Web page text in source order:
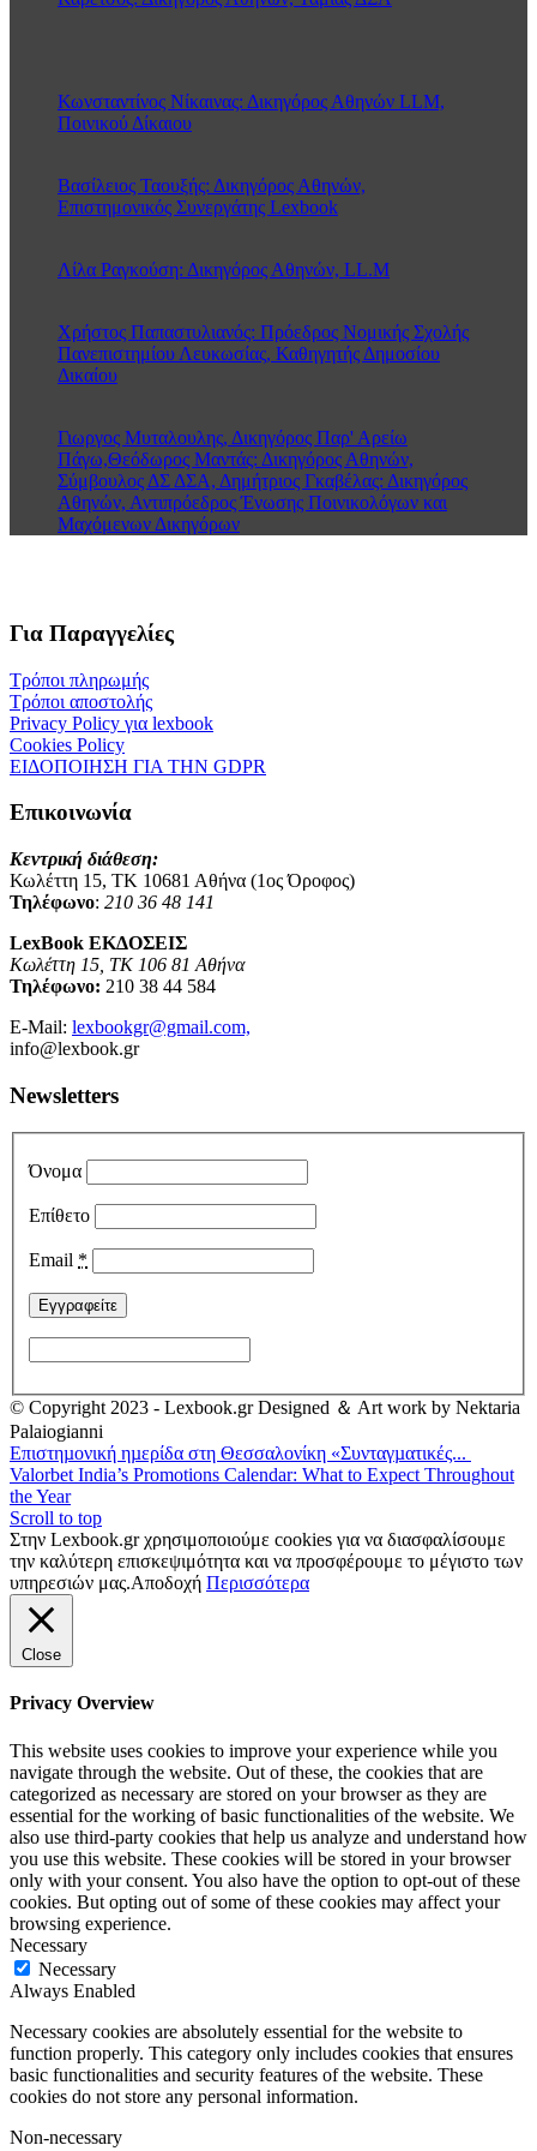
Κωνσταντίνος Νίκαινας: Δικηγόρος Αθηνών LLM,
Ποινικού Δίκαιου
Βασίλειος Ταουξής: Δικηγόρος Αθηνών,
Επιστημονικός Συνεργάτης Lexbook
Λίλα Ραγκούση: Δικηγόρος Αθηνών, LL.M
Χρήστος Παπαστυλιανός: Πρόεδρος Νομικής Σχολής
Πανεπιστημίου Λευκωσίας, Καθηγητής Δημοσίου
Δικαίου
Γιωργος Μυταλουλης, Δικηγόρος Παρ' Αρείω
Πάγω,Θεόδωρος Μαντάς: Δικηγόρος Αθηνών,
Σύμβουλος ΔΣ ΔΣΑ, Δημήτριος Γκαβέλας: Δικηγόρος
Αθηνών, Αντιπρόεδρος Ένωσης Ποινικολόγων και
Μαχόμενων Δικηγόρων
Για Παραγγελίες
Τρόποι πληρωμής
Τρόποι αποστολής
Privacy Policy για lexbook
Cookies Policy
ΕΙΔΟΠΟΙΗΣΗ ΓΙΑ ΤΗΝ GDPR
Επικοινωνία
Κεντρική διάθεση:
Κωλέττη 15, ΤΚ 10681 Αθήνα (1ος Όροφος)
Τηλέφωνο: 210 36 48 141
LexBook ΕΚΔΟΣΕΙΣ
Κωλέττη 15, ΤΚ 106 81 Αθήνα
Τηλέφωνο: 210 38 44 584
E-Mail: lexbookgr@gmail.com,
info@lexbook.gr
Newsletters
Όνομα
Επίθετο
Email *
© Copyright 2023 - Lexbook.gr Designed ＆ Art work by Nektaria
Palaiogianni
Επιστηµονική ηµερίδα στη Θεσσαλονίκη «Συνταγµατικές...
Valorbet India’s Promotions Calendar: What to Expect Throughout
the Year
Scroll to top
Στην Lexbook.gr χρησιμοποιούμε cookies για να διασφαλίσουμε
την καλύτερη επισκεψιμότητα και να προσφέρουμε το μέγιστο των
υπηρεσιών μας.Αποδοχή Περισσότερα
Close
Privacy Overview
This website uses cookies to improve your experience while you
navigate through the website. Out of these, the cookies that are
categorized as necessary are stored on your browser as they are
essential for the working of basic functionalities of the website. We
also use third-party cookies that help us analyze and understand how
you use this website. These cookies will be stored in your browser
only with your consent. You also have the option to opt-out of these
cookies. But opting out of some of these cookies may affect your
browsing experience.
Necessary
Necessary
Always Enabled
Necessary cookies are absolutely essential for the website to
function properly. This category only includes cookies that ensures
basic functionalities and security features of the website. These
cookies do not store any personal information.
Non-necessary